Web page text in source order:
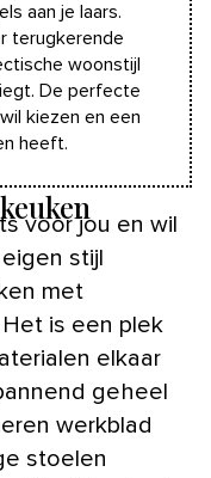
aan je laars.
terugkerende
woonstijl
De perfecte
kiezen en een
heeft.
stijl
met
is een plek
elkaar
geheel
werkblad
stoelen